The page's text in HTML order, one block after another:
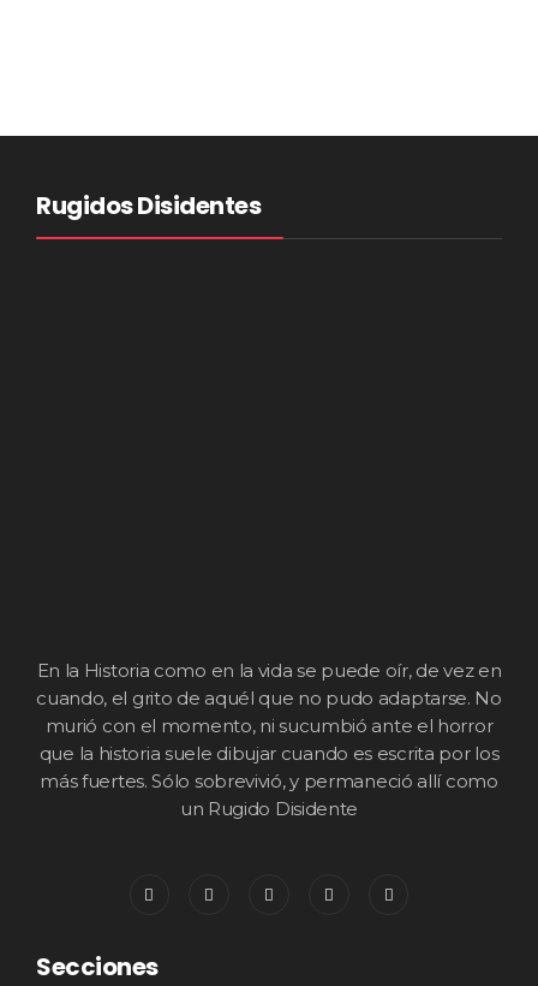
Rugidos Disidentes
En la Historia como en la vida se puede oír, de vez en
cuando, el grito de aquél que no pudo adaptarse. No
murió con el momento, ni sucumbió ante el horror
que la historia suele dibujar cuando es escrita por los
más fuertes. Sólo sobrevivió, y permaneció allí como
un Rugido Disidente
Secciones